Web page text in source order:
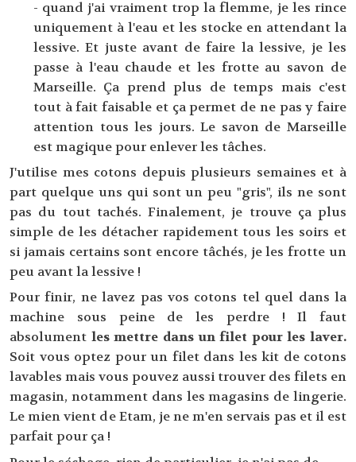
- quand j'ai vraiment trop la flemme, je les rince
uniquement à l'eau et les stocke en attendant la
lessive. Et juste avant de faire la lessive, je les
passe à l'eau chaude et les frotte au savon de
Marseille. Ça prend plus de temps mais c'est
tout à fait faisable et ça permet de ne pas y faire
attention tous les jours. Le savon de Marseille
est magique pour enlever les tâches.
J'utilise mes cotons depuis plusieurs semaines et à
part quelque uns qui sont un peu "gris", ils ne sont
pas du tout tachés. Finalement, je trouve ça plus
simple de les détacher rapidement tous les soirs et
si jamais certains sont encore tâchés, je les frotte un
peu avant la lessive !
Pour finir, ne lavez pas vos cotons tel quel dans la
machine sous peine de les perdre ! Il faut
absolument les mettre dans un filet pour les laver.
Soit vous optez pour un filet dans les kit de cotons
lavables mais vous pouvez aussi trouver des filets en
magasin, notamment dans les magasins de lingerie.
Le mien vient de Etam, je ne m'en servais pas et il est
parfait pour ça !